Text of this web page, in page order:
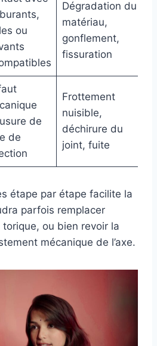
ou
Dégradation du
matériau,
gonflement,
fissuration
de
de
Frottement
nuisible,
déchirure du
joint, fuite
étape par étape facilite la
parfois remplacer
ou bien revoir la
mécanique de l’axe.